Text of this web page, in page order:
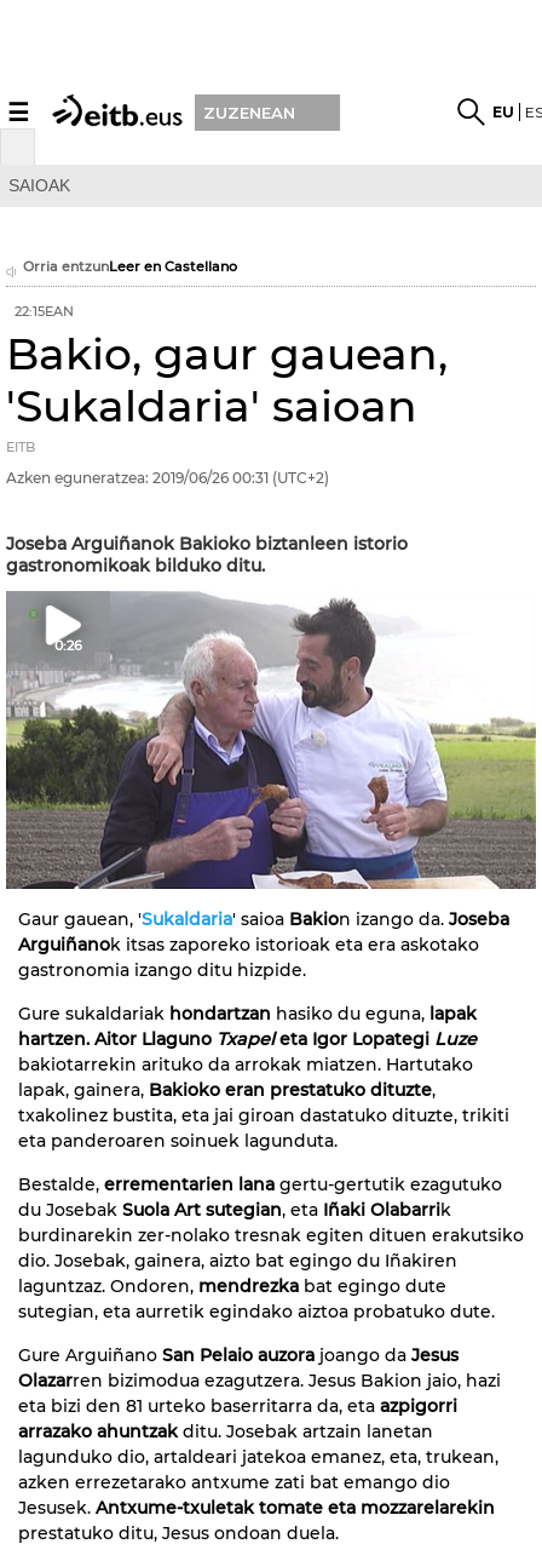
☰ ZUZENEAN EU
SAIOAK
Orria entzunLeer en Castellano
22:15EAN
Bakio, gaur gauean,
'Sukaldaria' saioan
EITB
Azken eguneratzea: 2019/06/26 00:31 (UTC+2)
Joseba Arguiñanok Bakioko biztanleen istorio
gastronomikoak bilduko ditu.
0:26
Gaur gauean, 'Sukaldaria' saioa Bakion izango da. Joseba
Arguiñanok itsas zaporeko istorioak eta era askotako
gastronomia izango ditu hizpide.
Gure sukaldariak hondartzan hasiko du eguna, lapak
hartzen. Aitor Llaguno Txapeleta Igor Lopategi Luze
bakiotarrekin arituko da arrokak miatzen. Hartutako
lapak, gainera, Bakioko eran prestatuko dituzte,
txakolinez bustita, eta jai giroan dastatuko dituzte, trikiti
eta panderoaren soinuek lagunduta.
Bestalde, errementarien lana gertu-gertutik ezagutuko
du Josebak Suola Art sutegian, eta Iñaki Olabarrik
burdinarekin zer-nolako tresnak egiten dituen erakutsiko
dio. Josebak, gainera, aizto bat egingo du Iñakiren
laguntzaz. Ondoren, mendrezka bat egingo dute
sutegian, eta aurretik egindako aiztoa probatuko dute.
Gure Arguiñano San Pelaio auzora joango da Jesus
Olazarren bizimodua ezagutzera. Jesus Bakion jaio, hazi
eta bizi den 81 urteko baserritarra da, eta azpigorri
arrazako ahuntzak ditu. Josebak artzain lanetan
lagunduko dio, artaldeari jatekoa emanez, eta, trukean,
azken errezetarako antxume zati bat emango dio
Jesusek. Antxume-txuletak tomate eta mozzarelarekin
prestatuko ditu, Jesus ondoan duela.